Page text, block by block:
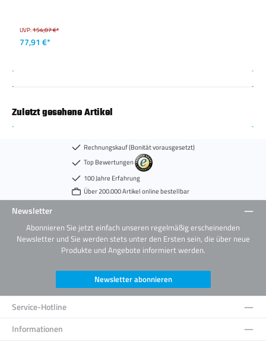
UVP:154,07 €*
77,91 €*
Zuletzt gesehene Artikel
Rechnungskauf (Bonität vorausgesetzt)
Top Bewertungen
100 Jahre Erfahrung
Über 200.000 Artikel online bestellbar
Newsletter
Abonnieren Sie jetzt einfach unseren regelmäßig erscheinenden
Newsletter und Sie werden stets unter den Ersten sein, die über neue
Produkte und Angebote informiert werden.
Newsletter abonnieren
Service-Hotline
Informationen